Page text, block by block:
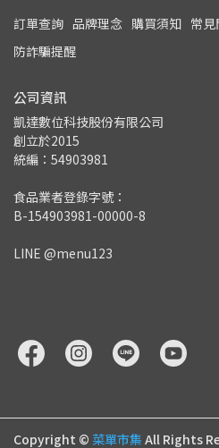
訂單查詢 品牌理念 購買須知 常見
防詐騙提醒
公司資訊
凱達數位科技股份有限公司
創立於2015
統編：54903981
食品業者登錄字號：
B-154903981-00000-8
LINE @menu123
Copyright © 菜單市集 All Rights